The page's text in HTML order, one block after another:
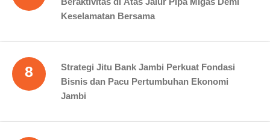
Keselamatan Bersama
8
Strategi Jitu Bank Jambi Perkuat Fondasi
Bisnis dan Pacu Pertumbuhan Ekonomi
Jambi